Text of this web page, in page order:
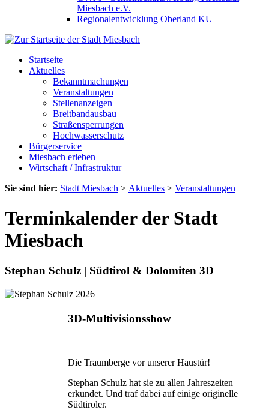
Miesbach e.V.
Regionalentwicklung Oberland KU
Startseite
Aktuelles
Bekanntmachungen
Veranstaltungen
Stellenanzeigen
Breitbandausbau
Straßensperrungen
Hochwasserschutz
Bürgerservice
Miesbach erleben
Wirtschaft / Infrastruktur
Sie sind hier: Stadt Miesbach > Aktuelles > Veranstaltungen
Terminkalender der Stadt
Miesbach
Stephan Schulz | Südtirol & Dolomiten 3D
3D-Multivisionsshow
Die Traumberge vor unserer Haustür!
Stephan Schulz hat sie zu allen Jahreszeiten
erkundet. Und traf dabei auf einige originelle
Südtiroler.